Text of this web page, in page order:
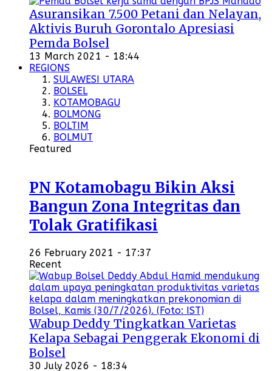
Asuransikan 7.500 Petani dan Nelayan,
Aktivis Buruh Gorontalo Apresiasi
Pemda Bolsel
13 March 2021 - 18:44
REGIONS
SULAWESI UTARA
BOLSEL
KOTAMOBAGU
BOLMONG
BOLTIM
BOLMUT
Featured
PN Kotamobagu Bikin Aksi
Bangun Zona Integritas dan
Tolak Gratifikasi
26 February 2021 - 17:37
Recent
Wabup Deddy Tingkatkan Varietas
Kelapa Sebagai Penggerak Ekonomi di
Bolsel
30 July 2026 - 18:34